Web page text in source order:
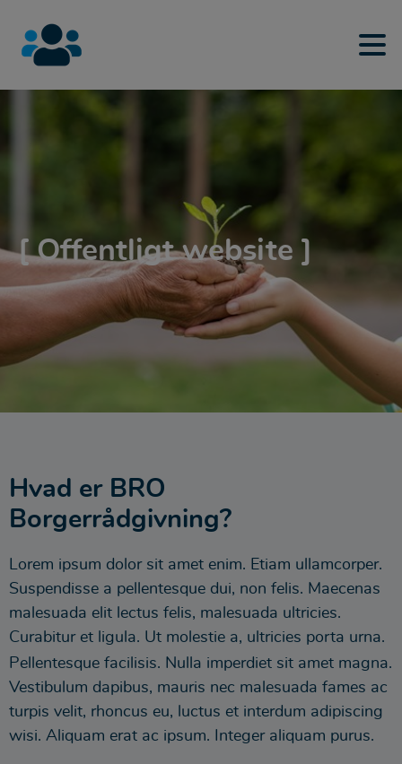
[ Offentligt website ]
Hvad er BRO
Borgerrådgivning?
Lorem ipsum dolor sit amet enim. Etiam ullamcorper.
Suspendisse a pellentesque dui, non felis. Maecenas
malesuada elit lectus felis, malesuada ultricies.
Curabitur et ligula. Ut molestie a, ultricies porta urna.
Pellentesque facilisis. Nulla imperdiet sit amet magna.
Vestibulum dapibus, mauris nec malesuada fames ac
turpis velit, rhoncus eu, luctus et interdum adipiscing
wisi. Aliquam erat ac ipsum. Integer aliquam purus.